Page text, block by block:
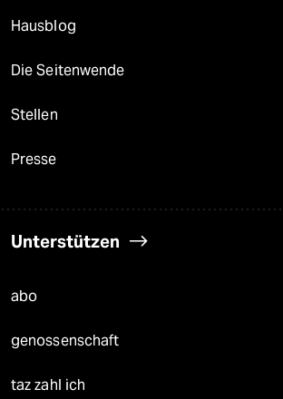
Hausblog
Die Seitenwende
Stellen
Presse
Unterstützen
abo
genossenschaft
taz zahl ich